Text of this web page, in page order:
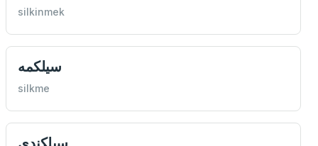
silkinmek
سيلكمه
silkme